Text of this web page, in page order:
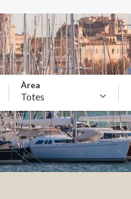
consta d´una àmplia
coberta amb
Àrea
Totes